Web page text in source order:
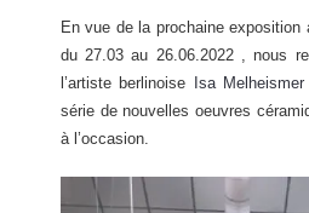
En vue de la prochaine
du 27.03 au 26.06.2022 , nous
l’artiste berlinoise Isa Melheismer
série de nouvelles oeuvres
à l’occasion.